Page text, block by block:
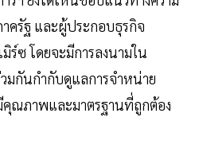
ครัฐ และผู้ประกอบธุรกิจ
ซ โดยจะมีการลงนามใน
มกันกำกับดูแลการจำหน่าย
ณภาพและมาตรฐานที่ถูกต้อง